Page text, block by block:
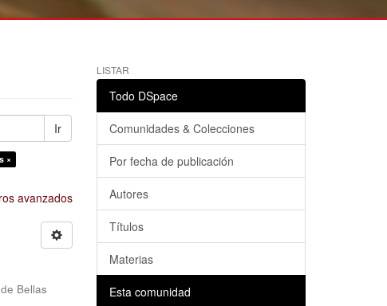
Ir
×
avanzados
Bellas
LISTAR
Todo DSpace
Comunidades & Colecciones
Por fecha de publicación
Autores
Títulos
Materias
Esta comunidad